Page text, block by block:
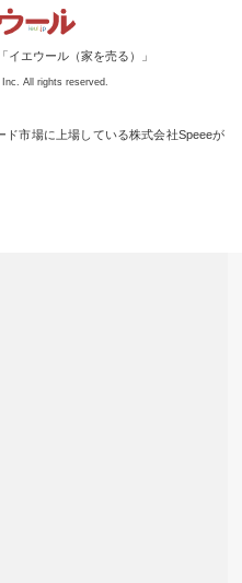
イエウール（家を売る）」
All rights reserved.
ド市場に上場している株式会社Speeeが